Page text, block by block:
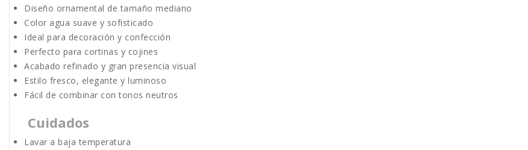
Diseño ornamental de tamaño mediano
Color agua suave y sofisticado
Ideal para decoración y confección
Perfecto para cortinas y cojines
Acabado refinado y gran presencia visual
Estilo fresco, elegante y luminoso
Fácil de combinar con tonos neutros
Cuidados
Lavar a baja temperatura